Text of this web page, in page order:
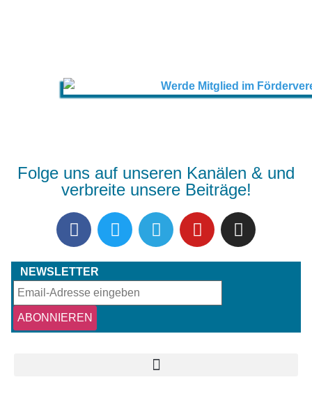
Folge uns auf unseren Kanälen & und
verbreite unsere Beiträge!
NEWSLETTER